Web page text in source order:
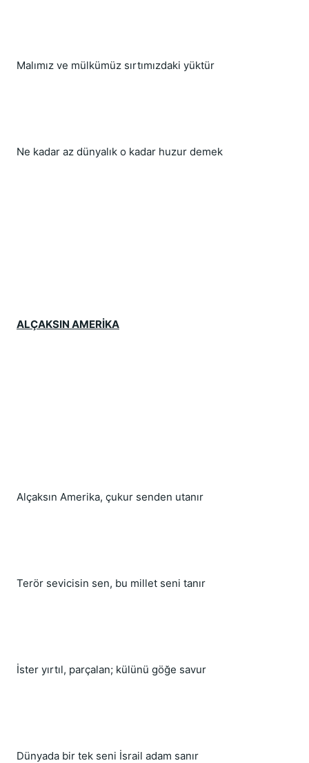
Malımız ve mülkümüz sırtımızdaki yüktür
Ne kadar az dünyalık o kadar huzur demek
ALÇAKSIN AMERİKA
Alçaksın Amerika, çukur senden utanır
Terör sevicisin sen, bu millet seni tanır
İster yırtıl, parçalan; külünü göğe savur
Dünyada bir tek seni İsrail adam sanır